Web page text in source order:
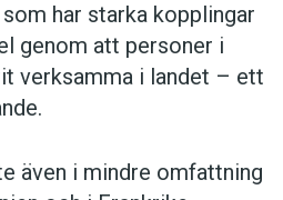
har starka kopplingar
genom att personer i
verksamma i landet – ett
även i mindre omfattning